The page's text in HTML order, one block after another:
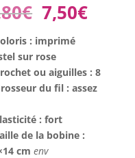
€ Le
prix
initial
était :
9,80€.
7,50€Le
: imprimé
sur rose
ou aiguilles : 8
du fil : assez
: fort
de la bobine :
cmenv